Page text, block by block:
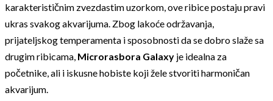
karakterističnim zvezdastim uzorkom, ove ribice postaju pravi
ukras svakog akvarijuma. Zbog lakoće održavanja,
prijateljskog temperamenta i sposobnosti da se dobro slaže sa
drugim ribicama, Microrasbora Galaxy je idealna za
početnike, ali i iskusne hobiste koji žele stvoriti harmoničan
akvarijum.